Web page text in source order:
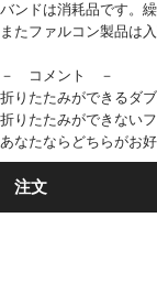
バンドは消耗品です。
またファルコン製品は
－ コメント －
折りたたみができるダブ
折りたたみができないフ
あなたならどちらがお
注文